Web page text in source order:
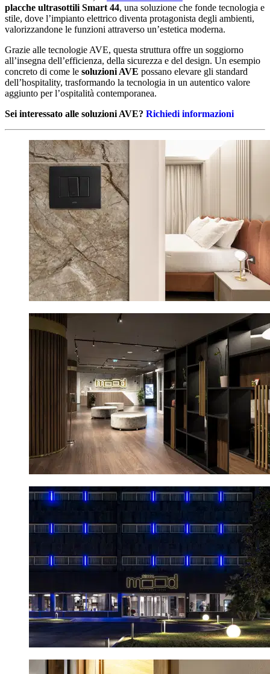
placche ultrasottili Smart 44, una soluzione che fonde tecnologia e
stile, dove l’impianto elettrico diventa protagonista degli ambienti,
valorizzandone le funzioni attraverso un’estetica moderna.
Grazie alle tecnologie AVE, questa struttura offre un soggiorno
all’insegna dell’efficienza, della sicurezza e del design. Un esempio
concreto di come le soluzioni AVE possano elevare gli standard
dell’hospitality, trasformando la tecnologia in un autentico valore
aggiunto per l’ospitalità contemporanea.
Sei interessato alle soluzioni AVE? Richiedi informazioni